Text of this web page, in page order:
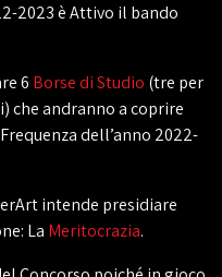
2023 è Attivo il bando
6 Borse di Studio (tre per
che andranno a coprire
dell’anno 2022-
intende presidiare
La Meritocrazia.